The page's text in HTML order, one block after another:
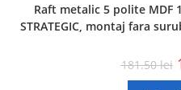
Raft metalic 5 polite MDF
STRATEGIC, montaj fara
181.50lei